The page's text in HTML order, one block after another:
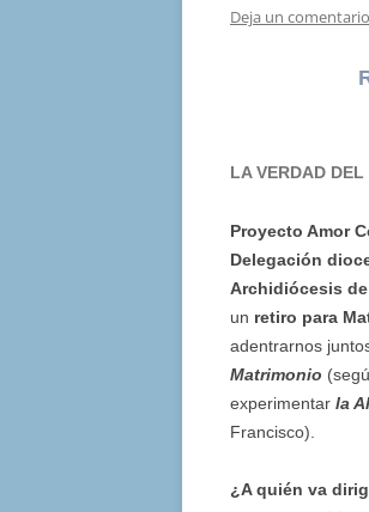
Deja un comentario
LA VERDAD
Proyecto Amor
Delegación
Archidiócesis
un retiro para
adentrarnos
Matrimonio
experimentar la
Francisco).
¿A quién va